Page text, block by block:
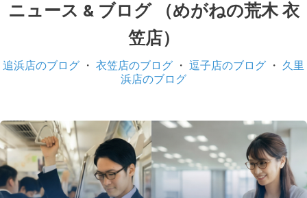
ショップ
お客さまの声
ギャラリー
ニュース & ブログ （めがねの荒木 衣
笠店）
追浜店のブログ ・ 衣笠店のブログ ・ 逗子店のブログ ・ 久里
浜店のブログ